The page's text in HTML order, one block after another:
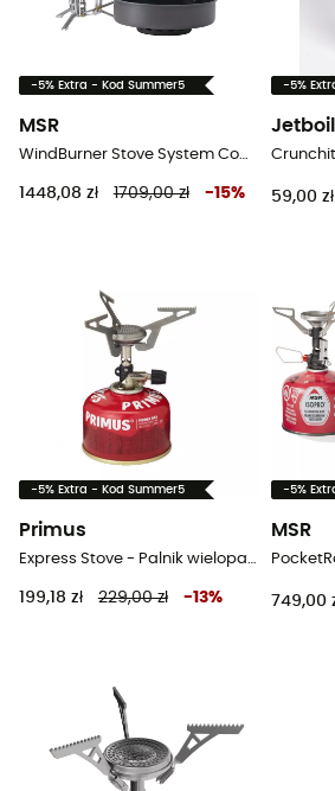
-5% Extra - Kod Summer5
MSR
WindBurner Stove System Combo - Kuchenka gazowa turystyczna
1448,08 zł 1709,00 zł -15%
-5%
Jetboil
59,00 zł
-5% Extra - Kod Summer5
Primus
Express Stove - Palnik wielopaliwowa
199,18 zł 229,00 zł -13%
-5%
MSR
749,00